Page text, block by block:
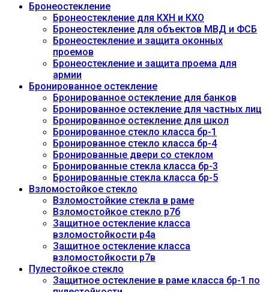
Бронеостекление
Бронеостекление для КХН и КХО
Бронеостекление для объектов МВД и ФСБ
Бронеостекление и защита оконных
проемов
Бронеостекление и защита проема для
армии
Бронированное остекление
Бронированное остекление для банков
Бронированное остекление для частных лиц
Бронированное остекление для школ
Бронированное стекло класса бр-1
Бронированное стекло класса бр-4
Бронированные двери со стеклом
Бронированные стекла класса бр-3
Бронированные стекла класса бр-5
Взломостойкое стекло
Взломостойкие стекла в раме
Взломостойкое стекло р7б
Защитное остекление класса
взломостойкости р4а
Защитное остекление класса
взломостойкости р7в
Пулестойкое стекло
Защитное остекление в раме класса бр-1 по